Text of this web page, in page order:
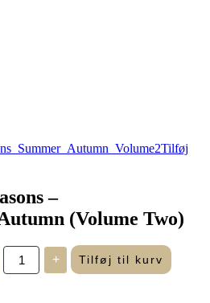
Tilføj
–
(Volume Two)
Life
Seasons
+ Tilføj til kurv